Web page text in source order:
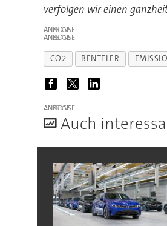
verfolgen wir einen
ANZEIGE
ANZEIGE
CO2 BENTELER
ANZEIGE
Auch